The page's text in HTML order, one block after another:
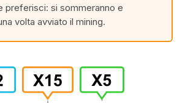
preferisci: si sommeranno e
volta avviato il mining.